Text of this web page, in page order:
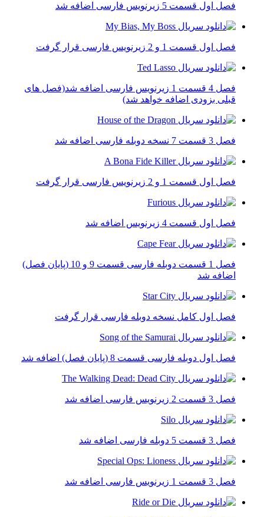
فصل اول قسمت 5 زیرنویس فارسی اضافه شد
فصل اول قسمت 1 و 2 زیرنویس فارسی قرار گرفت
فصل 4 قسمت 1 زیرنویس فارسی اضافه شد(فصل های
قبلی بزودی اضافه خواهد شد)
فصل 3 قسمت 7 نسخه دوبله فارسی اضافه شد
فصل اول قسمت 1 و 2 زیرنویس فارسی قرار گرفت
فصل اول قسمت 4 زیرنویس اضافه شد
فصل 1 قسمت دوبله فارسی قسمت 9 و 10 (پایان فصل)
اضافه شد
فصل اول کامل نسخه دوبله فارسی قرار گرفت
فصل اول دوبله فارسی قسمت 8 (پایان فصل) اضافه شد
فصل 3 قسمت 2 زیرنویس فارسی اضافه شد
فصل 3 قسمت 5 دوبله فارسی اضافه شد
فصل 3 قسمت 1 زیرنویس فارسی اضافه شد